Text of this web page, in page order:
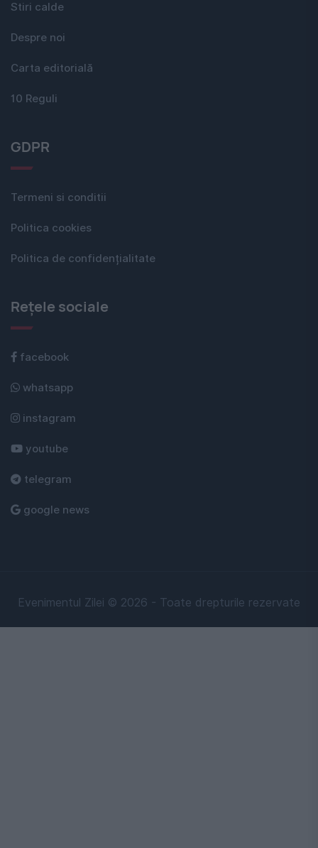
Stiri calde
Despre noi
Carta editorială
10 Reguli
GDPR
Termeni si conditii
Politica cookies
Politica de confidențialitate
Rețele sociale
facebook
whatsapp
instagram
youtube
telegram
google news
Evenimentul Zilei © 2026 - Toate drepturile rezervate